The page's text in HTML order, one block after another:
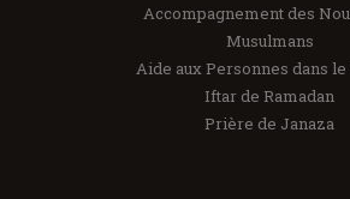
Accompagnement des
Musulmans
Aide aux Personnes dans
Iftar de Ramadan
Prière de Janaza